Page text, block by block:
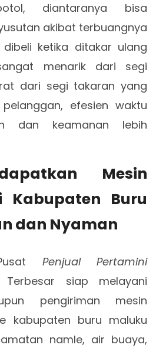
diantaranya bisa
akibat terbuangnya
ketika ditakar ulang
menarik dari segi
dari segi takaran yang
efesien waktu
dan keamanan lebih
Mesin
Kabupaten Buru
dan Nyaman
Penjual Pertamini
Terbesar siap melayani
pengiriman mesin
kabupaten buru maluku
namle, air buaya,